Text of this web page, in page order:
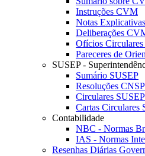
Instruções CVM
Notas
Deliberações
Ofícios
Pareceres de
SUSEP -
Sumário SUSEP
Resoluções CNSP
Circulares SUSEP
Cartas Circulares
Contabilidade
NBC - Normas
IAS - Normas
Resenhas Diárias